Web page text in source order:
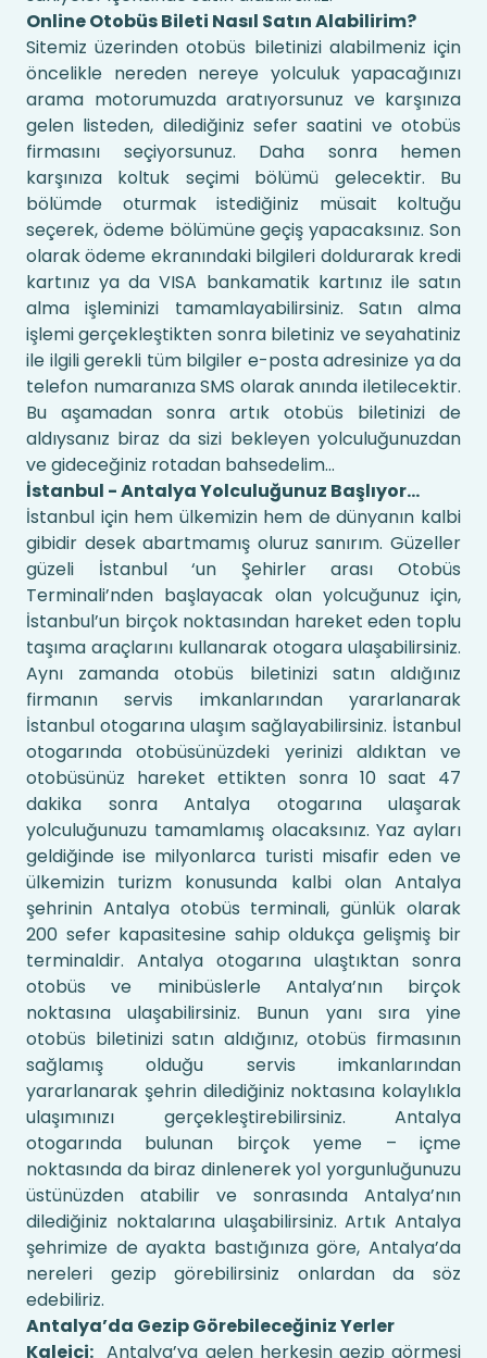
Online Otobüs Bileti Nasıl Satın Alabilirim?
Sitemiz üzerinden otobüs biletinizi alabilmeniz için
öncelikle nereden nereye yolculuk yapacağınızı
arama motorumuzda aratıyorsunuz ve karşınıza
gelen listeden, dilediğiniz sefer saatini ve otobüs
firmasını seçiyorsunuz. Daha sonra hemen
karşınıza koltuk seçimi bölümü gelecektir. Bu
bölümde oturmak istediğiniz müsait koltuğu
seçerek, ödeme bölümüne geçiş yapacaksınız. Son
olarak ödeme ekranındaki bilgileri doldurarak kredi
kartınız ya da VISA bankamatik kartınız ile satın
alma işleminizi tamamlayabilirsiniz. Satın alma
işlemi gerçekleştikten sonra biletiniz ve seyahatiniz
ile ilgili gerekli tüm bilgiler e-posta adresinize ya da
telefon numaranıza SMS olarak anında iletilecektir.
Bu aşamadan sonra artık otobüs biletinizi de
aldıysanız biraz da sizi bekleyen yolculuğunuzdan
ve gideceğiniz rotadan bahsedelim…
İstanbul - Antalya Yolculuğunuz Başlıyor…
İstanbul için hem ülkemizin hem de dünyanın kalbi
gibidir desek abartmamış oluruz sanırım. Güzeller
güzeli İstanbul ‘un Şehirler arası Otobüs
Terminali’nden başlayacak olan yolcuğunuz için,
İstanbul’un birçok noktasından hareket eden toplu
taşıma araçlarını kullanarak otogara ulaşabilirsiniz.
Aynı zamanda otobüs biletinizi satın aldığınız
firmanın servis imkanlarından yararlanarak
İstanbul otogarına ulaşım sağlayabilirsiniz. İstanbul
otogarında otobüsünüzdeki yerinizi aldıktan ve
otobüsünüz hareket ettikten sonra 10 saat 47
dakika sonra Antalya otogarına ulaşarak
yolculuğunuzu tamamlamış olacaksınız. Yaz ayları
geldiğinde ise milyonlarca turisti misafir eden ve
ülkemizin turizm konusunda kalbi olan Antalya
şehrinin Antalya otobüs terminali, günlük olarak
200 sefer kapasitesine sahip oldukça gelişmiş bir
terminaldir. Antalya otogarına ulaştıktan sonra
otobüs ve minibüslerle Antalya’nın birçok
noktasına ulaşabilirsiniz. Bunun yanı sıra yine
otobüs biletinizi satın aldığınız, otobüs firmasının
sağlamış olduğu servis imkanlarından
yararlanarak şehrin dilediğiniz noktasına kolaylıkla
ulaşımınızı gerçekleştirebilirsiniz. Antalya
otogarında bulunan birçok yeme – içme
noktasında da biraz dinlenerek yol yorgunluğunuzu
üstünüzden atabilir ve sonrasında Antalya’nın
dilediğiniz noktalarına ulaşabilirsiniz. Artık Antalya
şehrimize de ayakta bastığınıza göre, Antalya’da
nereleri gezip görebilirsiniz onlardan da söz
edebiliriz.
Antalya’da Gezip Görebileceğiniz Yerler
Kaleiçi: Antalya’ya gelen herkesin gezip görmesi